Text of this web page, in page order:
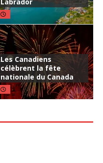
Les Canadiens
célèbrent la fête
nationale du Canada